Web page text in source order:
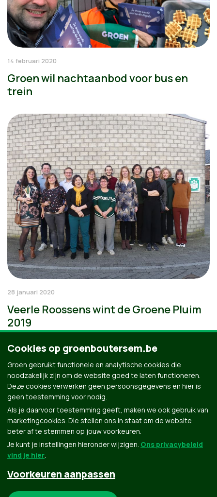
14 februari 2020
Groen wil nachtaanbod voor bus en
trein
28 januari 2020
Veerle Roossens wint de Groene Pluim
2019
Groen.be
Cookies op groenboutersem.be
Groen gebruikt functionele en analytische cookies die
noodzakelijk zijn om de website goed te laten functioneren.
Deze cookies verwerken geen persoonsgegevens en hier is
geen toestemming voor nodig.
Als je daarvoor toestemming geeft, maken we ook gebruik van
marketingcookies. Die stellen ons in staat om de website
beter af te stemmen op jouw voorkeuren.
Je kunt je instellingen hieronder wijzigen. Ons privacybeleid
vind je hier.
Voorkeuren aanpassen